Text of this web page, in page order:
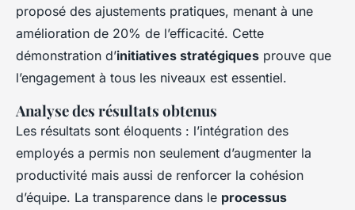
proposé des ajustements pratiques, menant à une
amélioration de 20% de l’efficacité. Cette
démonstration d’initiatives stratégiques prouve que
l’engagement à tous les niveaux est essentiel.
Analyse des résultats obtenus
Les résultats sont éloquents : l’intégration des
employés a permis non seulement d’augmenter la
productivité mais aussi de renforcer la cohésion
d’équipe. La transparence dans le processus